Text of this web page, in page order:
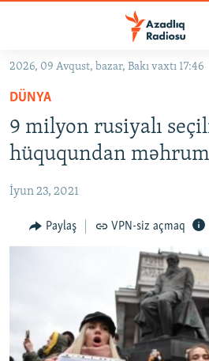
Əsas
qayıt
Əsas
naviqasiyaya
qayıt
Axtarışa
keç
#İZAHLA
KORRUPSIOMETR
#ƏSLINDƏ
FƏRQƏ BAX
QANUNI DOĞRU
FOTOQALEREYA
RADIO ARXIV
OXU ZALI
HAQQIMIZDA
2026, 09 Avqust, bazar, Bakı vaxtı 17:46
DÜNYA
9 milyon rusiyalı
hüququndan
İyun 23, 2021
Paylaş VPN-siz açmaq